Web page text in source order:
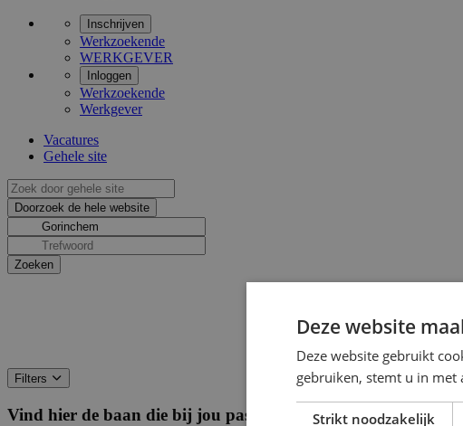
Inschrijven
Werkzoekende
WERKGEVER
Inloggen
Werkzoekende
Werkgever
Vacatures
Gehele site
Filters
Vind hier de baan die bij jou past
Deze website
Deze website gebruikt
gebruiken, stemt u in met
Strikt noodzakelijk